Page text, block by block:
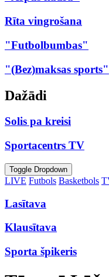
Rīta vingrošana
"Futbolbumbas"
"(Bez)maksas sports"
Dažādi
Solis pa kreisi
Sportacentrs TV
Toggle Dropdown
LIVE Futbols Basketbols
Lasītava
Klausītava
Sporta špikeris